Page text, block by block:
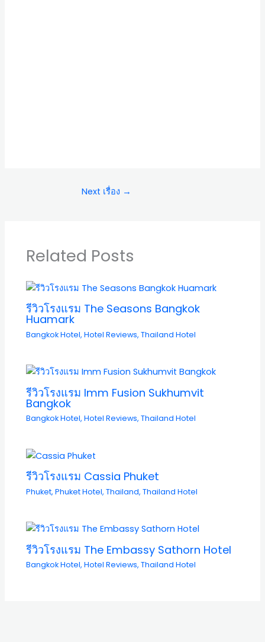
Next เรื่อง →
Related Posts
รีวิวโรงแรม The Seasons Bangkok
Huamark
Bangkok Hotel,Hotel Reviews,Thailand Hotel
รีวิวโรงแรม Imm Fusion Sukhumvit
Bangkok
Bangkok Hotel,Hotel Reviews,Thailand Hotel
รีวิวโรงแรม Cassia Phuket
Phuket,Phuket Hotel,Thailand,Thailand Hotel
รีวิวโรงแรม The Embassy Sathorn Hotel
Bangkok Hotel,Hotel Reviews,Thailand Hotel